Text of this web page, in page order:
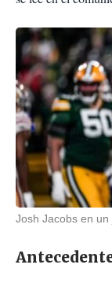
Josh Jacobs en